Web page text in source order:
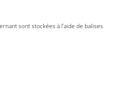
sont stockées à l’aide de balises